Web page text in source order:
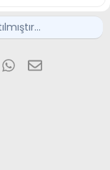
WhatsApp
E-posta